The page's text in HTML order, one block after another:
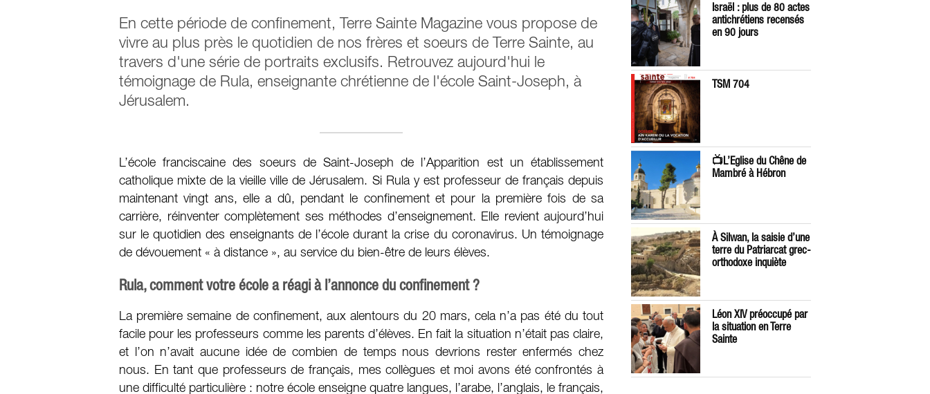
En cette période de confinement, Terre Sainte Magazine vous propose de
vivre au plus près le quotidien de nos frères et soeurs de Terre Sainte, au
travers d'une série de portraits exclusifs. Retrouvez aujourd'hui le
témoignage de Rula, enseignante chrétienne de l'école Saint-Joseph, à
Jérusalem.
L’école franciscaine des soeurs de Saint-Joseph de l’Apparition est un établissement
catholique mixte de la vieille ville de Jérusalem. Si Rula y est professeur de français depuis
maintenant vingt ans, elle a dû, pendant le confinement et pour la première fois de sa
carrière, réinventer complètement ses méthodes d’enseignement. Elle revient aujourd’hui
sur le quotidien des enseignants de l’école durant la crise du coronavirus. Un témoignage
de dévouement « à distance », au service du bien-être de leurs élèves.
Rula, comment votre école a réagi à l’annonce du confinement ?
La première semaine de confinement, aux alentours du 20 mars, cela n’a pas été du tout
facile pour les professeurs comme les parents d’élèves. En fait la situation n’était pas claire,
et l’on n’avait aucune idée de combien de temps nous devrions rester enfermés chez
nous. En tant que professeurs de français, mes collègues et moi avons été confrontés à
une difficulté particulière : notre école enseigne quatre langues, l’arabe, l’anglais, le français,
Israël : plus de 80 actes
antichrétiens recensés
en 90 jours
TSM 704
📺L’Eglise du Chêne de
Mambré à Hébron
À Silwan, la saisie d’une
terre du Patriarcat grec-
orthodoxe inquiète
Léon XIV préoccupé par
la situation en Terre
Sainte